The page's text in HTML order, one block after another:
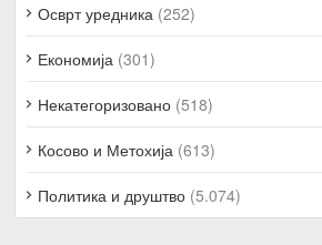
Осврт уредника (252)
Економија (301)
Некатегоризовано (518)
Косово и Метохија (613)
Политика и друштво (5.074)